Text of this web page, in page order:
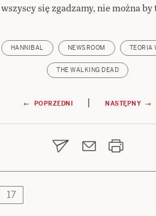
się zgadzamy, nie można
HANNIBAL NEWSROOM TEORIA
THE WALKING DEAD
← POPRZEDNI | NASTĘPNY →
17